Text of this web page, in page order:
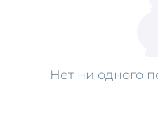
Нет ни одного